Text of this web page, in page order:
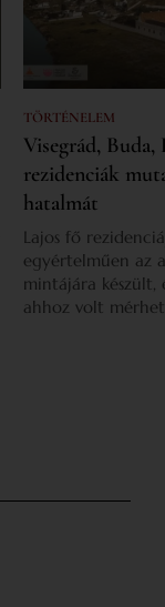
TÖRTÉNELEM
Visegrád,
rezidenciák
hatalmát
Lajos fő
egyértelműen az
mintájára készült,
ahhoz volt